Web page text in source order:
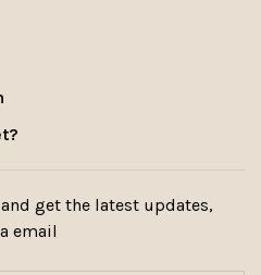
get the latest updates,
email